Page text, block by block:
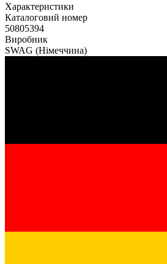
Характеристики
Каталоговий номер
50805394
Виробник
SWAG (Німеччина)